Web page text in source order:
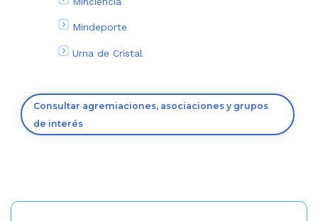
Mindeporte
Urna de Cristal
Consultar agremiaciones, asociaciones y grupos
de interés